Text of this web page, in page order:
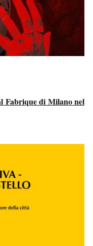
Fabrique di Milano nel